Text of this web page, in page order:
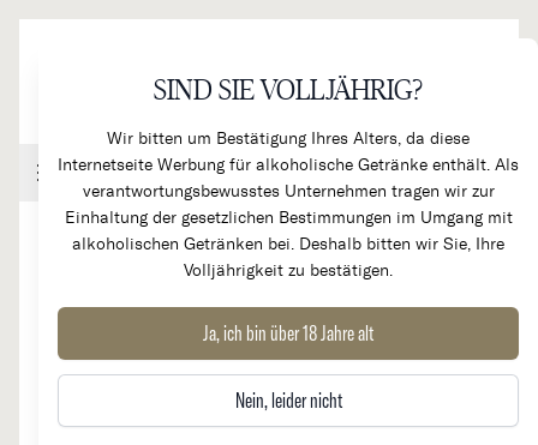
SIND SIE VOLLJÄHRIG?
Wir bitten um Bestätigung Ihres Alters, da diese
Internetseite Werbung für alkoholische Getränke enthält. Als
verantwortungsbewusstes Unternehmen tragen wir zur
Einhaltung der gesetzlichen Bestimmungen im Umgang mit
alkoholischen Getränken bei. Deshalb bitten wir Sie, Ihre
Volljährigkeit zu bestätigen.
Ja, ich bin über 18 Jahre alt
Nein, leider nicht
Handel & Gastronomie Kundenkonto Warenkorb
Dialetto Aperitivo - 20 % Vol.